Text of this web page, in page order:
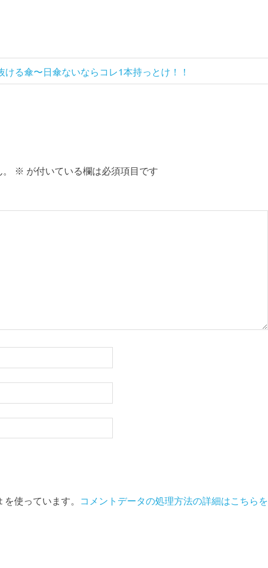
る傘〜日傘ないならコレ1本持っとけ！！
※ が付いている欄は必須項目です
使っています。 コメントデータの処理方法の詳細はこちらを